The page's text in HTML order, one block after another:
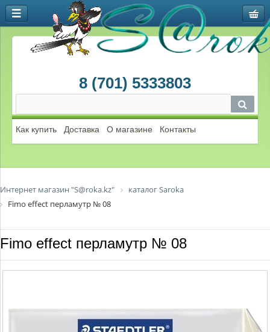
8 (701) 5333803
Как купить Доставка О магазине Контакты
Интернет магазин "S@roka.kz"
каталог Saroka
Fimo effect перламутр № 08
Fimo effect перламутр № 08